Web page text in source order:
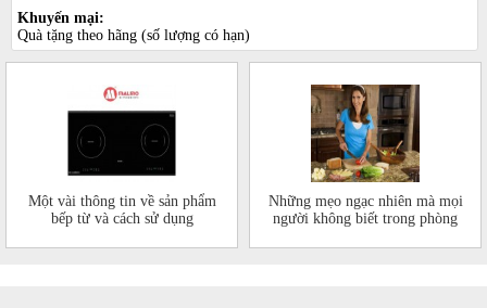
Khuyến mại:
Quà tặng theo hãng (số lượng có hạn)
Một vài thông tin về sản phẩm
bếp từ và cách sử dụng
Những mẹo ngạc nhiên mà mọi
người không biết trong phòng